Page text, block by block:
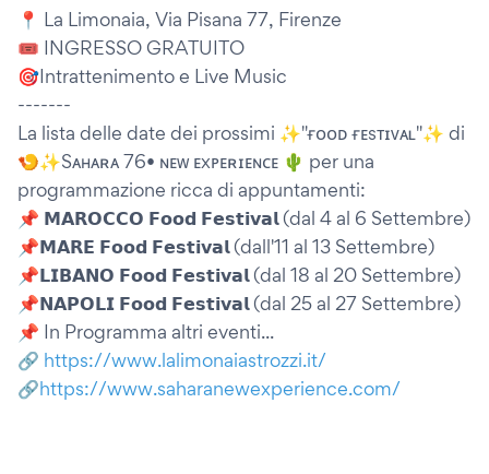
📍 La Limonaia, Via Pisana 77, Firenze
🎟 INGRESSO GRATUITO
🎯Intrattenimento e Live Music
-------
La lista delle date dei prossimi ✨"ғᴏᴏᴅ ғᴇsᴛɪᴠᴀʟ"✨ di
🍤✨Sᴀʜᴀʀᴀ 76• ɴᴇᴡ ᴇxᴘᴇʀɪᴇɴᴄᴇ 🌵 per una
programmazione ricca di appuntamenti:
📌 𝗠𝗔𝗥𝗢𝗖𝗖𝗢 𝗙𝗼𝗼𝗱 𝗙𝗲𝘀𝘁𝗶𝘃𝗮𝗹 (dal 4 al 6 Settembre)
📌𝗠𝗔𝗥𝗘 𝗙𝗼𝗼𝗱 𝗙𝗲𝘀𝘁𝗶𝘃𝗮𝗹 (dall'11 al 13 Settembre)
📌𝗟𝗜𝗕𝗔𝗡𝗢 𝗙𝗼𝗼𝗱 𝗙𝗲𝘀𝘁𝗶𝘃𝗮𝗹 (dal 18 al 20 Settembre)
📌𝗡𝗔𝗣𝗢𝗟𝗜 𝗙𝗼𝗼𝗱 𝗙𝗲𝘀𝘁𝗶𝘃𝗮𝗹 (dal 25 al 27 Settembre)
📌 In Programma altri eventi...
🔗 https://www.lalimonaiastrozzi.it/
🔗https://www.saharanewexperience.com/